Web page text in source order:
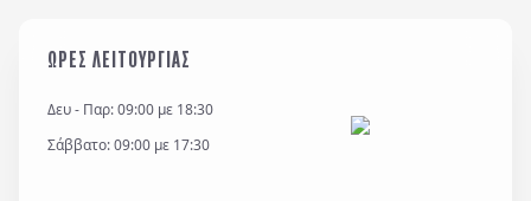
ΩΡΕΣ ΛΕΙΤΟΥΡΓΙΑΣ
Δευ - Παρ: 09:00 με 18:30
Σάββατο: 09:00 με 17:30